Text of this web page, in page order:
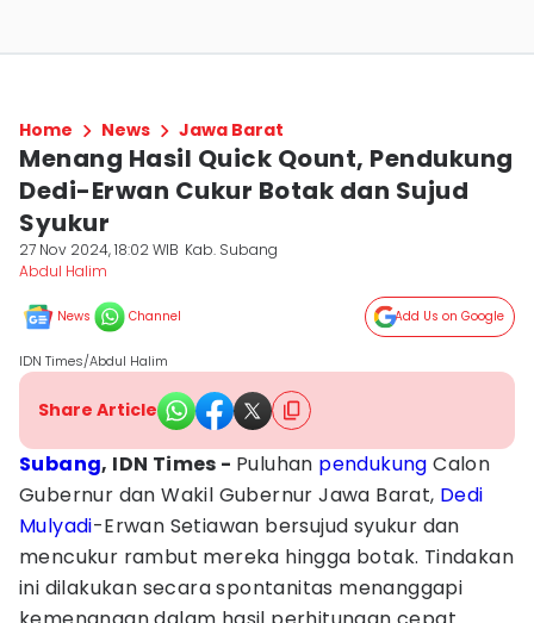
Home News Jawa Barat
Menang Hasil Quick Qount, Pendukung
Dedi-Erwan Cukur Botak dan Sujud
Syukur
27 Nov 2024, 18:02 WIB Kab. Subang
Abdul Halim
News Channel Add Us on Google
IDN Times/Abdul Halim
Share Article
Subang, IDN Times - Puluhan pendukung Calon
Gubernur dan Wakil Gubernur Jawa Barat, Dedi
Mulyadi-Erwan Setiawan bersujud syukur dan
mencukur rambut mereka hingga botak. Tindakan
ini dilakukan secara spontanitas menanggapi